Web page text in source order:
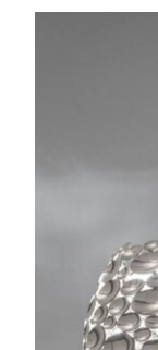
Articles du